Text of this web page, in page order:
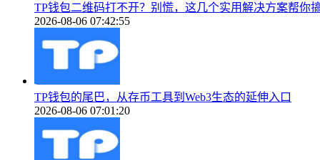
TP钱包二维码打不开？别慌，这几个实用解决方案帮你
2026-08-06 07:42:55
TP钱包的尾巴，从存币工具到Web3生态的延伸入口
2026-08-06 07:01:20